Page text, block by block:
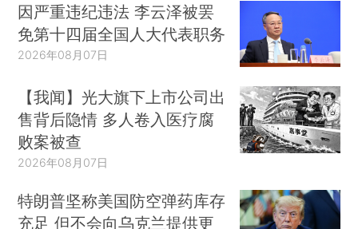
因严重违纪违法 李云泽被罢
免第十四届全国人大代表职务
2026年08月07日
【我闻】光大旗下上市公司出
售背后隐情 多人卷入医疗腐
败案被查
2026年08月07日
特朗普坚称美国防空弹药库存
充足 但不会向乌克兰提供更